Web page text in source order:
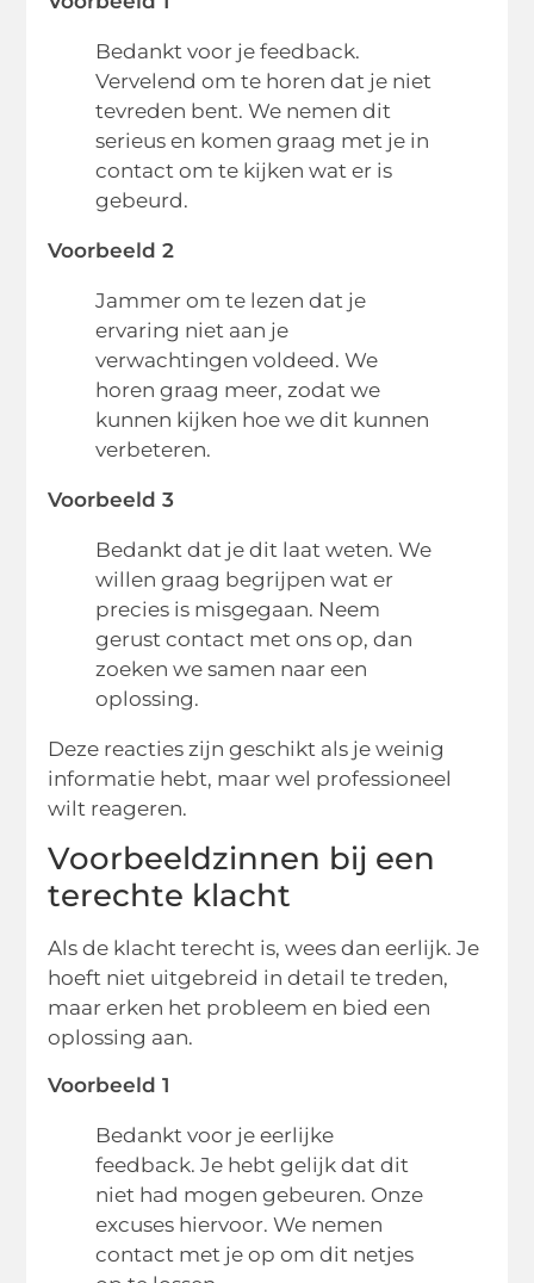
Bedankt voor je feedback.
Vervelend om te horen dat je niet
tevreden bent. We nemen dit
serieus en komen graag met je in
contact om te kijken wat er is
gebeurd.
Voorbeeld 2
Jammer om te lezen dat je
ervaring niet aan je
verwachtingen voldeed. We
horen graag meer, zodat we
kunnen kijken hoe we dit kunnen
verbeteren.
Voorbeeld 3
Bedankt dat je dit laat weten. We
willen graag begrijpen wat er
precies is misgegaan. Neem
gerust contact met ons op, dan
zoeken we samen naar een
oplossing.
Deze reacties zijn geschikt als je weinig
informatie hebt, maar wel professioneel
wilt reageren.
Voorbeeldzinnen bij een
terechte klacht
Als de klacht terecht is, wees dan eerlijk. Je
hoeft niet uitgebreid in detail te treden,
maar erken het probleem en bied een
oplossing aan.
Voorbeeld 1
Bedankt voor je eerlijke
feedback. Je hebt gelijk dat dit
niet had mogen gebeuren. Onze
excuses hiervoor. We nemen
contact met je op om dit netjes